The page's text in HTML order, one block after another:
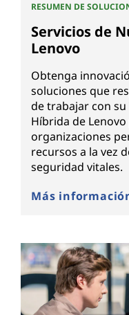
RESUMEN DE
Servicios de
Lenovo
Obtenga
soluciones que
de trabajar con su
Híbrida de
organizaciones
recursos a la vez
seguridad vitales.
Más